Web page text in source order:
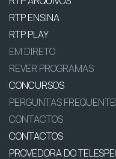
RTP ENSINA
RTP PLAY
EM DIRETO
REVER PROGRAMAS
CONCURSOS
PERGUNTAS
CONTACTOS
CONTACTOS
PROVEDORA DO